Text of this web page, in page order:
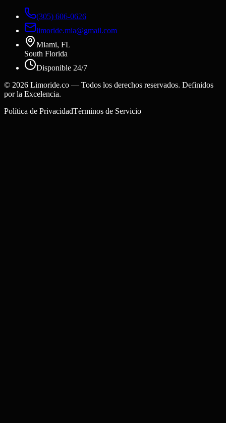
(305) 606-0626
limoride.mia@gmail.com
Miami, FL
South Florida
Disponible 24/7
© 2026 Limoride.co — Todos los derechos reservados. Definidos
por la Excelencia.
Política de PrivacidadTérminos de Servicio